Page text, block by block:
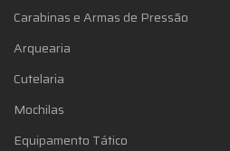
Carabinas e Armas de Pressão
Arquearia
Cutelaria
Mochilas
Equipamento Tático